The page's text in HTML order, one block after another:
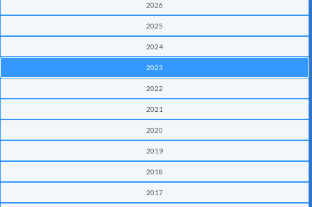
2026
2025
2024
2023
2022
2021
2020
2019
2018
2017